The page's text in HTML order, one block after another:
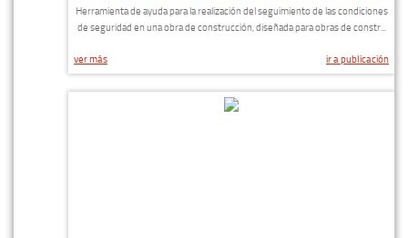
Herramienta de ayuda para la realización del seguimiento de las condiciones
de seguridad en una obra de construcción, diseñada para obras de constr...
ver más ir a publicación